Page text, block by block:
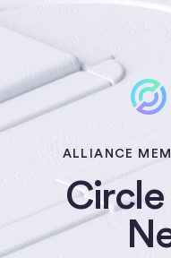
ALLIANCE